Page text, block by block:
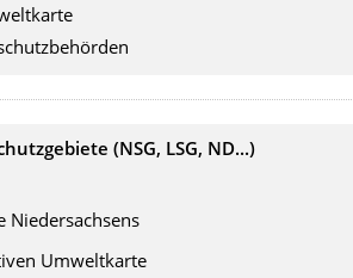
(NSG, LSG, ND...)
Niedersachsens
Umweltkarte